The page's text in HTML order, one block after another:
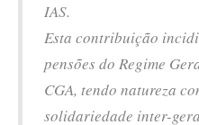
IAS.
Esta contribuição
pensões do Regime
CGA, tendo natureza
solidariedade inter-